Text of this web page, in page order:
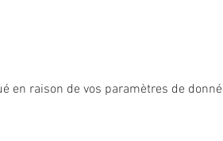
en raison de vos paramètres de